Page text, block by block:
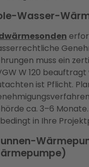
Wasser-
muss ein
W 120
ist Pflicht.
ca. 3–6
in Ihre